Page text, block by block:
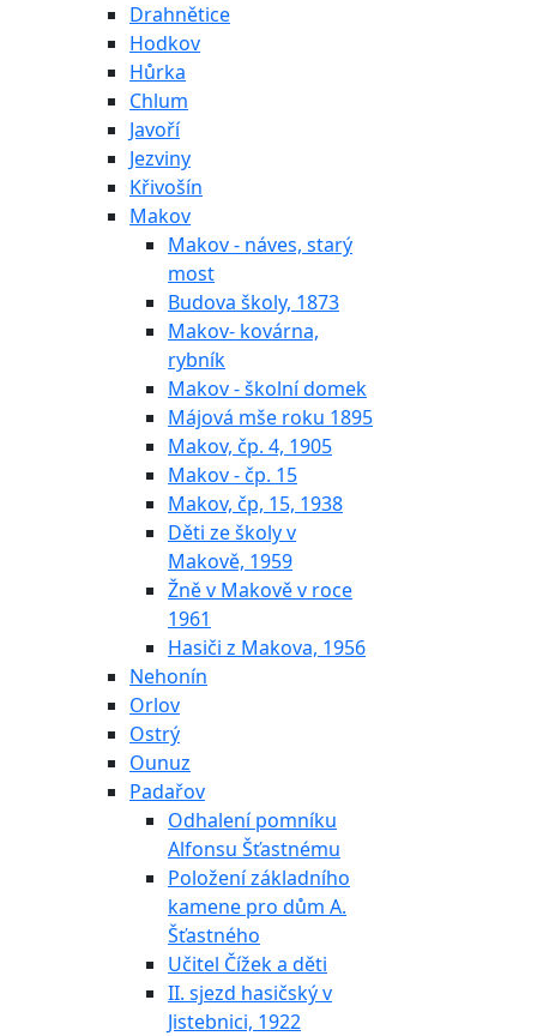
Drahnětice
Hodkov
Hůrka
Chlum
Javoří
Jezviny
Křivošín
Makov
Makov - náves, starý
most
Budova školy, 1873
Makov- kovárna,
rybník
Makov - školní domek
Májová mše roku 1895
Makov, čp. 4, 1905
Makov - čp. 15
Makov, čp, 15, 1938
Děti ze školy v
Makově, 1959
Žně v Makově v roce
1961
Hasiči z Makova, 1956
Nehonín
Orlov
Ostrý
Ounuz
Padařov
Odhalení pomníku
Alfonsu Šťastnému
Položení základního
kamene pro dům A.
Šťastného
Učitel Čížek a děti
II. sjezd hasičský v
Jistebnici, 1922